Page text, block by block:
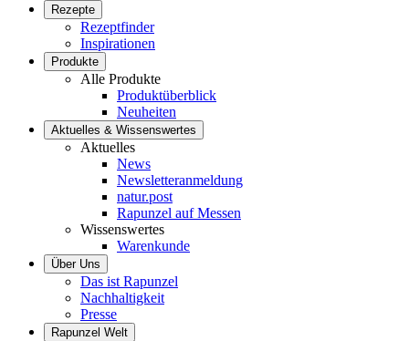
Rezepte
Rezeptfinder
Inspirationen
Produkte
Alle Produkte
Produktüberblick
Neuheiten
Aktuelles & Wissenswertes
Aktuelles
News
Newsletteranmeldung
natur.post
Rapunzel auf Messen
Wissenswertes
Warenkunde
Über Uns
Das ist Rapunzel
Nachhaltigkeit
Presse
Rapunzel Welt